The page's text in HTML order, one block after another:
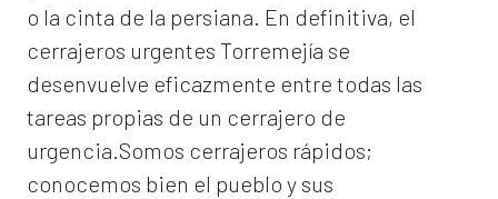
o la cinta de la persiana. En definitiva, el
cerrajeros urgentes Torremejía se
desenvuelve eficazmente entre todas las
tareas propias de un cerrajero de
urgencia.Somos cerrajeros rápidos;
conocemos bien el pueblo y sus